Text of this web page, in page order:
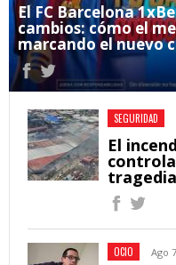
El FC Barcelona
cambios: cómo el
marcando el nuevo
SEGURIDAD
El
OCIO Ago